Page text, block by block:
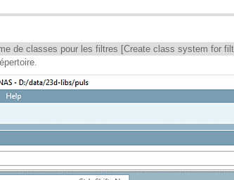
de classes pour les filtres [Create class system for